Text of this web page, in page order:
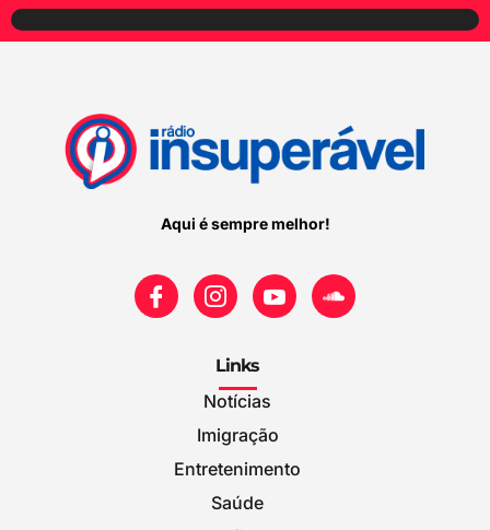
Aqui é sempre melhor!
Links
Notícias
Imigração
Entretenimento
Saúde